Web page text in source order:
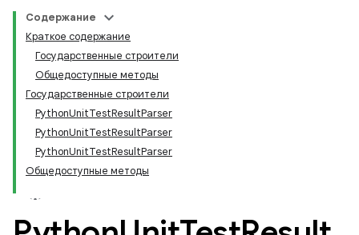
Содержание
Краткое содержание
Государственные строители
Общедоступные методы
Государственные строители
PythonUnitTestResultParser
PythonUnitTestResultParser
PythonUnitTestResultParser
Общедоступные методы